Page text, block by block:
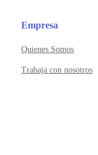
Empresa
Quienes Somos
Trabaja con nosotros